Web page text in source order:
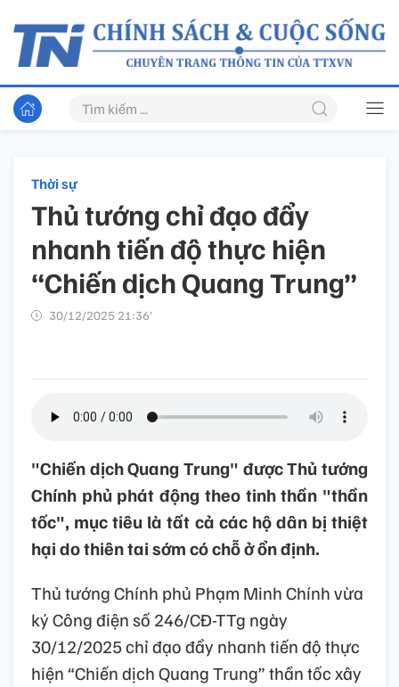
Thời sự
Thủ tướng chỉ đạo đẩy
nhanh tiến độ thực hiện
“Chiến dịch Quang Trung”
30/12/2025 21:36’
"Chiến dịch Quang Trung" được Thủ tướng
Chính phủ phát động theo tinh thần "thần
tốc", mục tiêu là tất cả các hộ dân bị thiệt
hại do thiên tai sớm có chỗ ở ổn định.
Thủ tướng Chính phủ Phạm Minh Chính vừa
ký Công điện số 246/CĐ-TTg ngày
30/12/2025 chỉ đạo đẩy nhanh tiến độ thực
hiện “Chiến dịch Quang Trung” thần tốc xây